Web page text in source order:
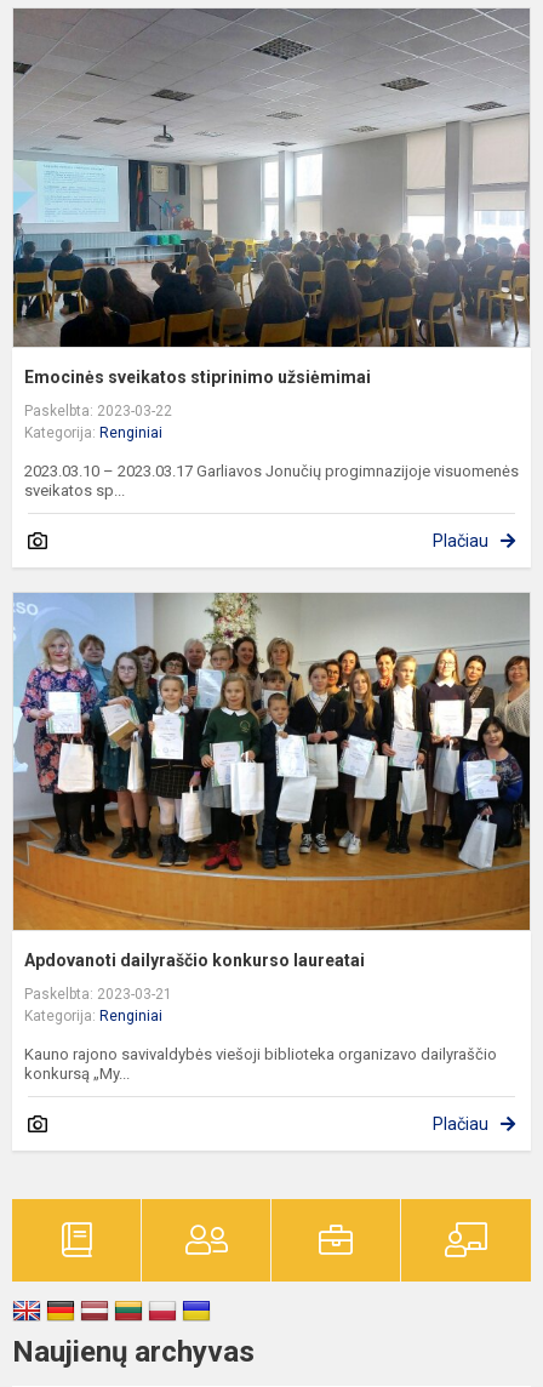
Emocinės sveikatos stiprinimo užsiėmimai
Paskelbta: 2023-03-22
Kategorija: Renginiai
2023.03.10 – 2023.03.17 Garliavos Jonučių progimnazijoje visuomenės
sveikatos sp...
Plačiau
Apdovanoti dailyraščio konkurso laureatai
Paskelbta: 2023-03-21
Kategorija: Renginiai
Kauno rajono savivaldybės viešoji biblioteka organizavo dailyraščio
konkursą „My...
Plačiau
Naujienų archyvas